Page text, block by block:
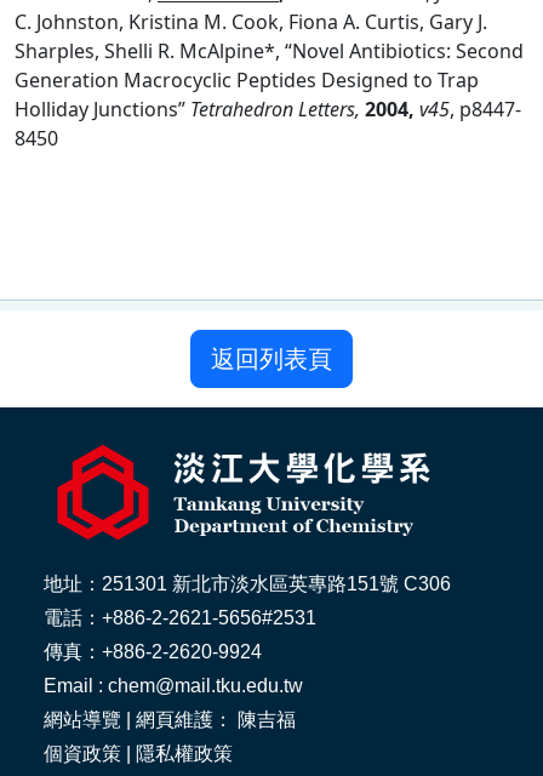
返回列表頁
地址：251301 新北市淡水區英專路151號 C306
電話：+886-2-2621-5656#2531
傳真：+886-2-2620-9924
Email : chem@mail.tku.edu.tw
網站導覽 | 網頁維護： 陳吉福
個資政策
隱私權政策